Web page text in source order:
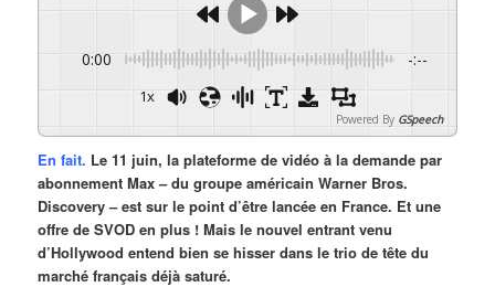
0:00 -:--
1x
Powered By GSpeech
En fait. Le 11 juin, la plateforme de vidéo à la demande par
abonnement Max – du groupe américain Warner Bros.
Discovery – est sur le point d’être lancée en France. Et une
offre de SVOD en plus ! Mais le nouvel entrant venu
d’Hollywood entend bien se hisser dans le trio de tête du
marché français déjà saturé.